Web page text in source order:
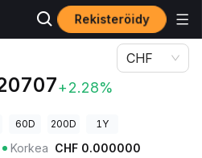
Rekisteröidy
+2.28%
CHF
60D 200D 1Y
Korkea CHF 0.000000